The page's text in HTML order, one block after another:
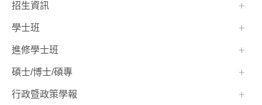
招生資訊
學士班⠀⠀
進修學士班
碩士/博士/碩專
行政暨政策學報